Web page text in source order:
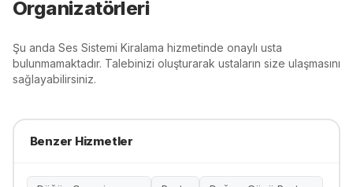
Organizatörleri
Şu anda Ses Sistemi Kiralama hizmetinde onaylı usta
bulunmamaktadır. Talebinizi oluşturarak ustaların size ulaşmasını
sağlayabilirsiniz.
Benzer Hizmetler